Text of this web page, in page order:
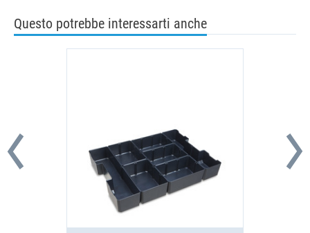
Questo potrebbe interessarti anche